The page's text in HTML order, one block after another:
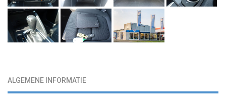
ALGEMENE INFORMATIE